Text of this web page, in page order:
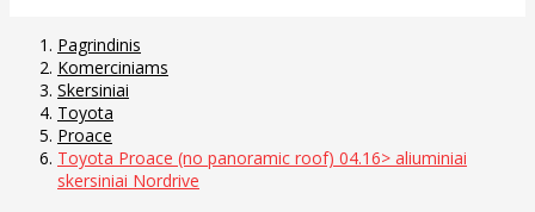
Pagrindinis
Komerciniams
Skersiniai
Toyota
Proace
Toyota Proace (no panoramic roof) 04.16> aliuminiai
skersiniai Nordrive